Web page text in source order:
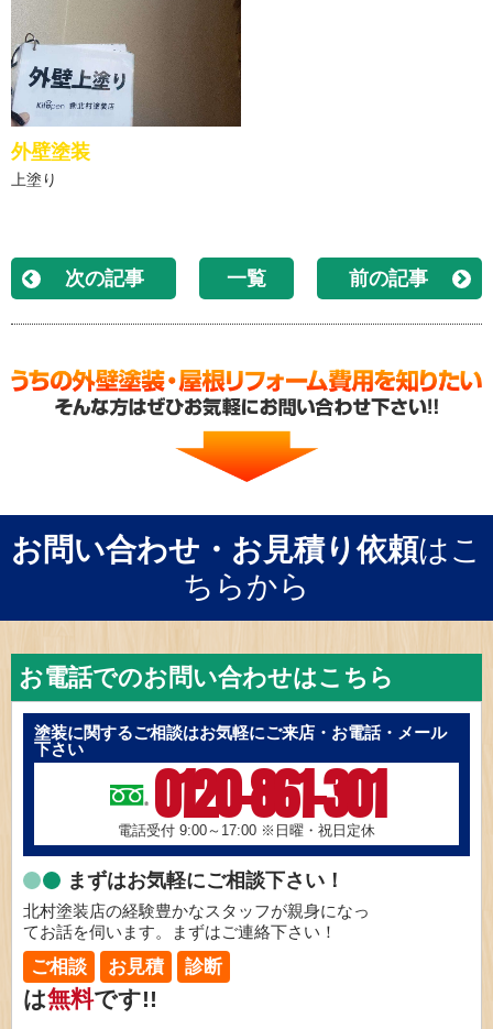
外壁塗装
上塗り
次の記事 一覧 前の記事
お問い合わせ・お見積り依頼はこ
ちらから
お電話でのお問い合わせはこちら
塗装に関するご相談はお気軽にご来店・お電話・メール
下さい
0120-861-301
電話受付 9:00～17:00 ※日曜・祝日定休
まずはお気軽にご相談下さい！
北村塗装店の経験豊かなスタッフが親身になっ
てお話を伺います。まずはご連絡下さい！
ご相談 お見積 診断
は無料です!!